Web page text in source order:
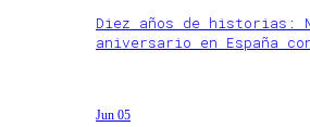
Diez años de historias:
aniversario en España
Jun 05